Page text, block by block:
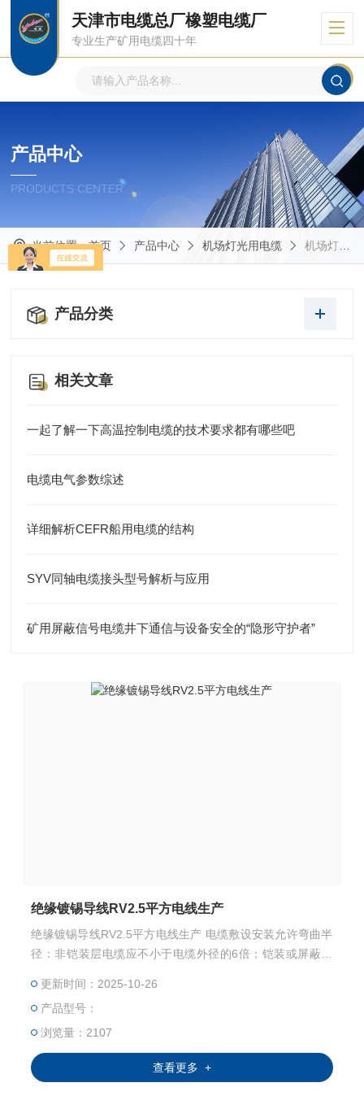
天津市电缆总厂橡塑电缆厂
专业生产矿用电缆四十年
产品中心
PRODUCTS CENTER
当前位置：首页 产品中心 机场灯光用电缆 机场灯光用电缆JDYJY-2KV
产品分类
相关文章
一起了解一下高温控制电缆的技术要求都有哪些吧
电缆电气参数综述
详细解析CEFR船用电缆的结构
SYV同轴电缆接头型号解析与应用
矿用屏蔽信号电缆井下通信与设备安全的“隐形守护者”
绝缘镀锡导线RV2.5平方电线生产
绝缘镀锡导线RV2.5平方电线生产 电缆敷设安装允许弯曲半
径：非铠装层电缆应不小于电缆外径的6倍；铠装或屏蔽层
不小于电缆外径的6倍。
更新时间：2025-10-26
产品型号：
浏览量：2107
查看更多 +